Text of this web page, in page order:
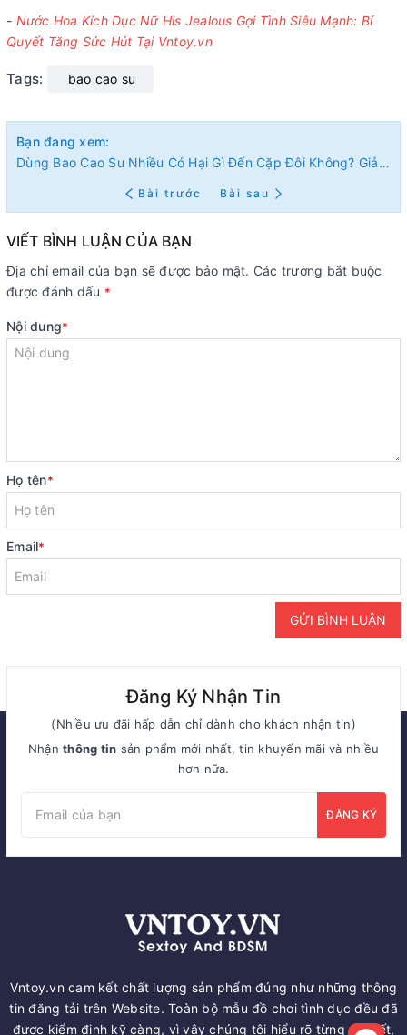
- Nước Hoa Kích Dục Nữ His Jealous Gợi Tình Siêu Mạnh: Bí
Quyết Tăng Sức Hút Tại Vntoy.vn
Tags: bao cao su
Bạn đang xem:
Dùng Bao Cao Su Nhiều Có Hại Gì Đến Cặp Đôi Không? Giải Đáp Chi Tiết Từ Chuyên Gia
Bài trước Bài sau
VIẾT BÌNH LUẬN CỦA BẠN
Địa chỉ email của bạn sẽ được bảo mật. Các trường bắt buộc
được đánh dấu *
Nội dung*
Họ tên*
Email*
GỬI BÌNH LUẬN
Đăng Ký Nhận Tin
(Nhiều ưu đãi hấp dẫn chỉ dành cho khách nhận tin)
Nhậnthông tin sản phẩm mới nhất, tin khuyến mãi và nhiều
hơn nữa.
ĐĂNG KÝ
Vntoy.vn cam kết chất lượng sản phẩm đúng như những thông
tin đăng tải trên Website. Toàn bộ mẫu đồ chơi tình dục đều đã
được kiểm định kỹ càng, vì vậy chúng tôi hiểu rõ từng chi tiết,